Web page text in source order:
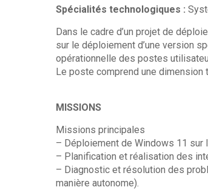
Spécialités technologiques :
Dans le cadre d’un projet de
sur le déploiement d’une version
opérationnelle des postes
Le poste comprend une
MISSIONS
Missions principales
– Déploiement de Windows 11 sur
– Planification et réalisation des
– Diagnostic et résolution des
manière autonome).